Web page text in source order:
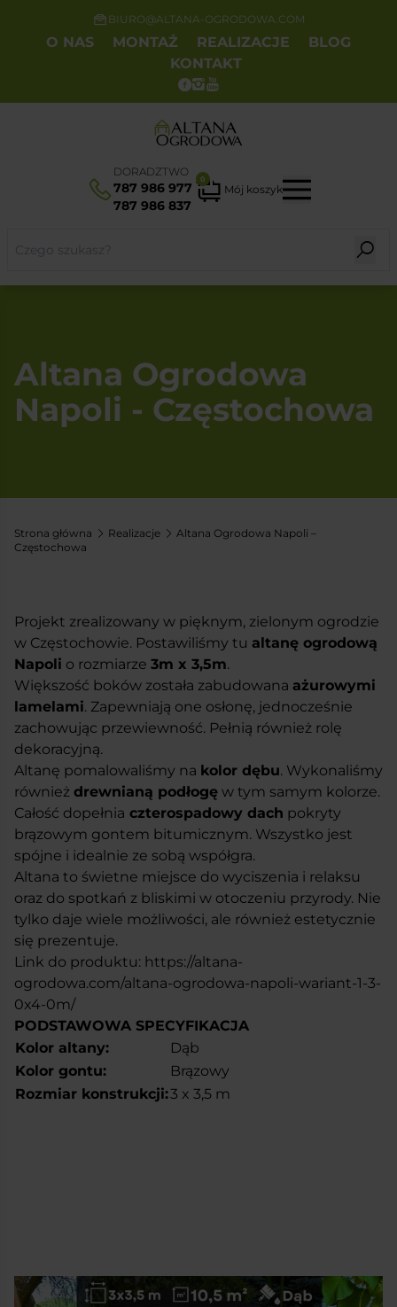
BIURO@ALTANA-OGRODOWA.COM
O NAS MONTAŻ REALIZACJE
BLOG
KONTAKT
DORADZTWO
787 986 977
787 986 837
0
Mój koszyk
Altana Ogrodowa
Napoli - Częstochowa
Strona główna Realizacje
Altana Ogrodowa Napoli –
Częstochowa
Projekt zrealizowany w pięknym, zielonym ogrodzie
w Częstochowie. Postawiliśmy tu altanę ogrodową
Napoli o rozmiarze 3m x 3,5m.
Większość boków została zabudowana ażurowymi
lamelami. Zapewniają one osłonę, jednocześnie
zachowując przewiewność. Pełnią również rolę
dekoracyjną.
Altanę pomalowaliśmy na kolor dębu. Wykonaliśmy
również drewnianą podłogę w tym samym kolorze.
Całość dopełnia czterospadowy dach pokryty
brązowym gontem bitumicznym. Wszystko jest
spójne i idealnie ze sobą współgra.
Altana to świetne miejsce do wyciszenia i relaksu
oraz do spotkań z bliskimi w otoczeniu przyrody. Nie
tylko daje wiele możliwości, ale również estetycznie
się prezentuje.
Link do produktu: https://altana-
ogrodowa.com/altana-ogrodowa-napoli-wariant-1-3-
0x4-0m/
PODSTAWOWA SPECYFIKACJA
Kolor altany:
Dąb
Kolor gontu:
Brązowy
Rozmiar konstrukcji:3 x 3,5 m